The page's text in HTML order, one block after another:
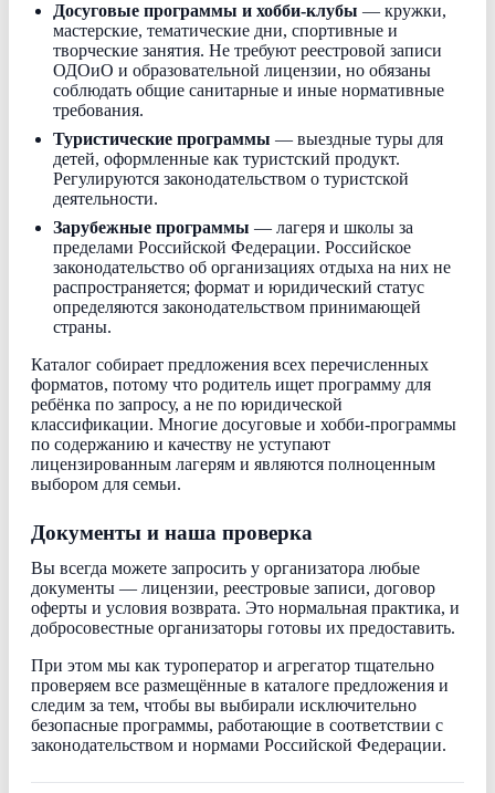
Досуговые программы и хобби-клубы — кружки,
мастерские, тематические дни, спортивные и
творческие занятия. Не требуют реестровой записи
ОДОиО и образовательной лицензии, но обязаны
соблюдать общие санитарные и иные нормативные
требования.
Туристические программы — выездные туры для
детей, оформленные как туристский продукт.
Регулируются законодательством о туристской
деятельности.
Зарубежные программы — лагеря и школы за
пределами Российской Федерации. Российское
законодательство об организациях отдыха на них не
распространяется; формат и юридический статус
определяются законодательством принимающей
страны.
Каталог собирает предложения всех перечисленных
форматов, потому что родитель ищет программу для
ребёнка по запросу, а не по юридической
классификации. Многие досуговые и хобби-программы
по содержанию и качеству не уступают
лицензированным лагерям и являются полноценным
выбором для семьи.
Документы и наша проверка
Вы всегда можете запросить у организатора любые
документы — лицензии, реестровые записи, договор
оферты и условия возврата. Это нормальная практика, и
добросовестные организаторы готовы их предоставить.
При этом мы как туроператор и агрегатор тщательно
проверяем все размещённые в каталоге предложения и
следим за тем, чтобы вы выбирали исключительно
безопасные программы, работающие в соответствии с
законодательством и нормами Российской Федерации.